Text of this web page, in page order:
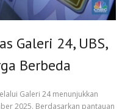
Galeri 24, UBS,
Berbeda
Galeri 24 menunjukkan
2025. Berdasarkan pantauan